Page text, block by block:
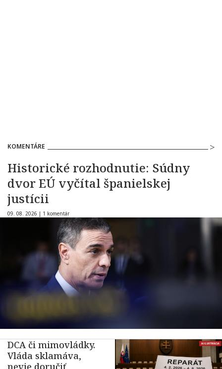
KOMENTÁRE
Historické rozhodnutie: Súdny
dvor EÚ vyčítal španielskej
justícii
09. 08. 2026 | 1 komentár
DCA či mimovládky.
Vláda sklamáva,